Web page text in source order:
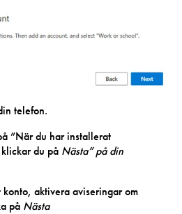
telefon.
”När du har installerat
du på Nästa” på din
aktivera aviseringar om
på Nästa